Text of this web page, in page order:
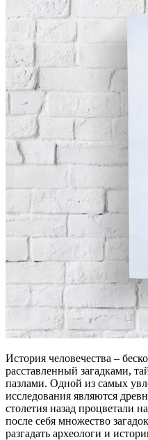
История человечества –
расставленный загадками,
пазлами. Одной из самых
исследования являются
столетия назад процветали
после себя множество
разгадать археологи и